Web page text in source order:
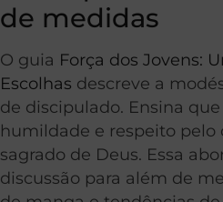
de medidas
O guia Força dos Jovens:
Escolhas descreve a
de discipulado. Ensina
humildade e respeito
sagrado de Deus. Essa
discussão para além de